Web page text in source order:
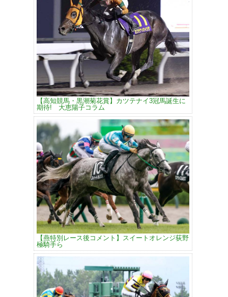
【高知競馬・黒潮菊花賞】カツテナイ3冠馬誕生に
期待! 大恵陽子コラム
【燕特別レース後コメント】スイートオレンジ荻野
極騎手ら